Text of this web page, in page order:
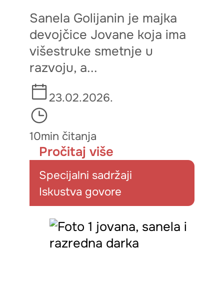
Sanela Goli janin je majka
devojčice Jovane koja ima
višestruke smetnje u
razvoju, a...
23.02.2026.
10min čitanja
Pročitaj više
Specijalni sadržaji
Iskustva govore